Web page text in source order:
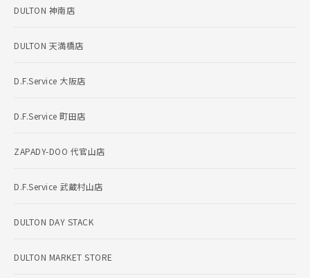
DULTON 神南店
DULTON 天満橋店
D.F.Service 大阪店
D.F.Service 町田店
ZAPADY-DOO 代官山店
D.F.Service 武蔵村山店
DULTON DAY STACK
DULTON MARKET STORE